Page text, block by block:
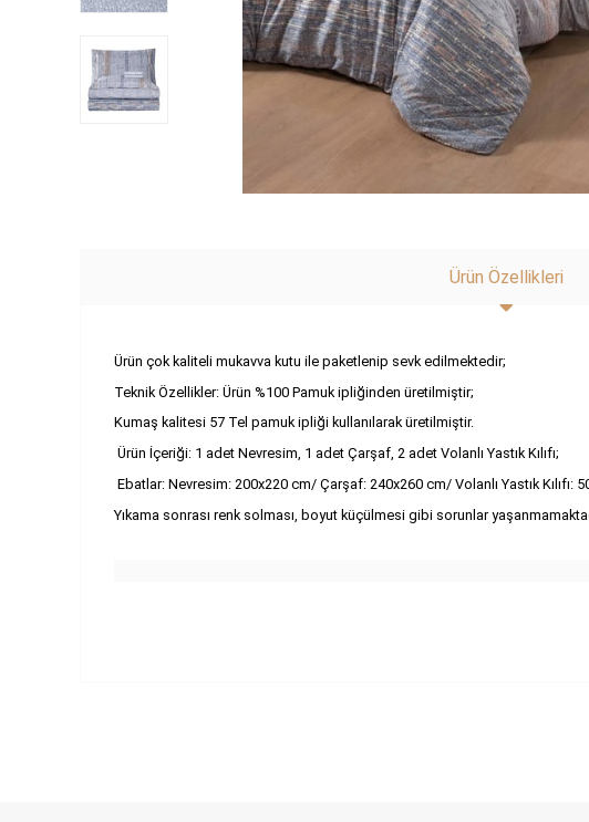
Ürün Özellikleri
Ürün çok kaliteli mukavva kutu ile paketlenip sevk edilmektedir;
Teknik Özellikler: Ürün %100 Pamuk ipliğinden üretilmiştir;
Kumaş kalitesi 57 Tel pamuk ipliği kullanılarak üretilmiştir.
Ürün İçeriği: 1 adet Nevresim, 1 adet Çarşaf, 2 adet Volanlı Yastık Kılıfı;
Ebatlar: Nevresim: 200x220 cm/ Çarşaf: 240x260 cm/ Volanlı Yastık Kılıfı:
Yıkama sonrası renk solması, boyut küçülmesi gibi sorunlar